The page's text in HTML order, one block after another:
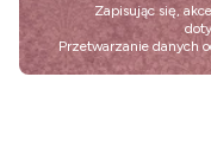
Zapisując się,
Przetwarzanie danych